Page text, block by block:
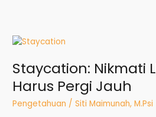
Staycation: Nikmati
Harus Pergi Jauh
Pengetahuan /Siti Maimunah, M.Psi
Staycation:
Liburan
Tanpa
Harus
Pergi